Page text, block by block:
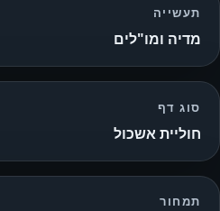
תעשייה
מדיה ומו"לים
סוג דף
חוליית אשכול
תמחור